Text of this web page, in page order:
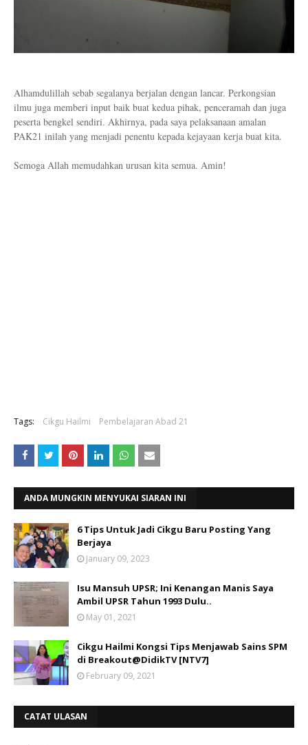
Alhamdulillah sebab segalanya berjalan dengan lancar. Perkongsian
ilmu juga memberi input baik buat kedua pihak, penceramah dan juga
peserta bengkel sendiri. Akhirnya, pada saya pelaksanaan amalan
PAK21 inilah yang menjadi penentu kepada kejayaan kerja buat kita.
Semoga Allah memudahkan urusan kita semua. Amin!
Tags: Cikgu Hailmi Pembelajaran Abad 21
ANDA MUNGKIN MENYUKAI SIARAN INI
6 Tips Untuk Jadi Cikgu Baru Posting Yang
Berjaya
January 09, 2023
Isu Mansuh UPSR; Ini Kenangan Manis Saya
Ambil UPSR Tahun 1993 Dulu..
May 01, 2021
Cikgu Hailmi Kongsi Tips Menjawab Sains SPM
di Breakout@DidikTV [NTV7]
February 09, 2021
CATAT ULASAN